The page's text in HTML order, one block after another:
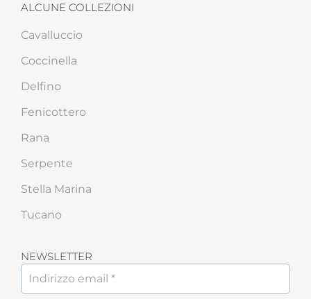
ALCUNE COLLEZIONI
Cavalluccio
Coccinella
Delfino
Fenicottero
Rana
Serpente
Stella Marina
Tucano
NEWSLETTER